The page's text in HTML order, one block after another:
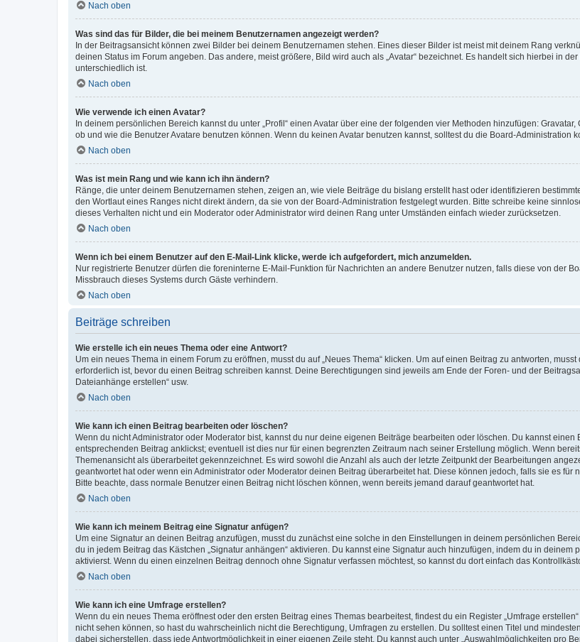
Nach oben
Was sind das für Bilder, die bei meinem Benutzernamen angezeigt werden?
In der Beitragsansicht können zwei Bilder bei deinem Benutzernamen stehen. Eines dieser Bilder ist meist mit deinem Rang
deinen Status im Forum angeben. Das andere, meist größere, Bild wird auch als „Avatar“ bezeichnet. Es handelt sich hierbei in
unterschiedlich ist.
Nach oben
Wie verwende ich einen Avatar?
In deinem persönlichen Bereich kannst du unter „Profil“ einen Avatar über eine der folgenden vier Methoden hinzufügen:
ob und wie die Benutzer Avatare benutzen können. Wenn du keinen Avatar benutzen kannst, solltest du die Board-Administration
Nach oben
Was ist mein Rang und wie kann ich ihn ändern?
Ränge, die unter deinem Benutzernamen stehen, zeigen an, wie viele Beiträge du bislang erstellt hast oder identifizieren
den Wortlaut eines Ranges nicht direkt ändern, da sie von der Board-Administration festgelegt wurden. Bitte schreibe keine
dieses Verhalten nicht und ein Moderator oder Administrator wird deinen Rang unter Umständen einfach wieder zurücksetzen.
Nach oben
Wenn ich bei einem Benutzer auf den E-Mail-Link klicke, werde ich aufgefordert, mich anzumelden.
Nur registrierte Benutzer dürfen die foreninterne E-Mail-Funktion für Nachrichten an andere Benutzer nutzen, falls diese von der
Missbrauch dieses Systems durch Gäste verhindern.
Nach oben
Beiträge schreiben
Wie erstelle ich ein neues Thema oder eine Antwort?
Um ein neues Thema in einem Forum zu eröffnen, musst du auf „Neues Thema“ klicken. Um auf einen Beitrag zu antworten,
erforderlich ist, bevor du einen Beitrag schreiben kannst. Deine Berechtigungen sind jeweils am Ende der Foren- und der
Dateianhänge erstellen“ usw.
Nach oben
Wie kann ich einen Beitrag bearbeiten oder löschen?
Wenn du nicht Administrator oder Moderator bist, kannst du nur deine eigenen Beiträge bearbeiten oder löschen. Du kannst einen
entsprechenden Beitrag anklickst; eventuell ist dies nur für einen begrenzten Zeitraum nach seiner Erstellung möglich. Wenn
Themenansicht als überarbeitet gekennzeichnet. Es wird sowohl die Anzahl als auch der letzte Zeitpunkt der Bearbeitungen
geantwortet hat oder wenn ein Administrator oder Moderator deinen Beitrag überarbeitet hat. Diese können jedoch, falls sie es
Bitte beachte, dass normale Benutzer einen Beitrag nicht löschen können, wenn bereits jemand darauf geantwortet hat.
Nach oben
Wie kann ich meinem Beitrag eine Signatur anfügen?
Um eine Signatur an deinen Beitrag anzufügen, musst du zunächst eine solche in den Einstellungen in deinem persönlichen
du in jedem Beitrag das Kästchen „Signatur anhängen“ aktivieren. Du kannst eine Signatur auch hinzufügen, indem du in
aktivierst. Wenn du einen einzelnen Beitrag dennoch ohne Signatur verfassen möchtest, so kannst du dort einfach das
Nach oben
Wie kann ich eine Umfrage erstellen?
Wenn du ein neues Thema eröffnest oder den ersten Beitrag eines Themas bearbeitest, findest du ein Register „Umfrage
nicht sehen können, so hast du wahrscheinlich nicht die Berechtigung, Umfragen zu erstellen. Du solltest einen Titel und
dabei sicherstellen, dass jede Antwortmöglichkeit in einer eigenen Zeile steht. Du kannst auch unter „Auswahlmöglichkeiten pro